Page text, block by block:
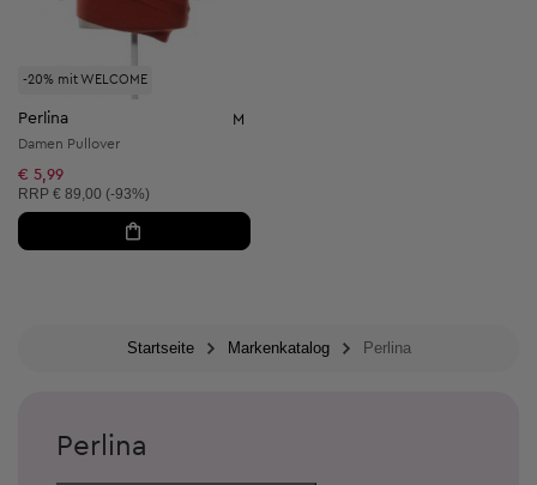
-20% mit WELCOME
Perlina M
Damen Pullover
€ 5,99
Unverbindliche Preisempfehlung:
RRP € 89,00 (-93%)
Startseite Markenkatalog Perlina
Perlina